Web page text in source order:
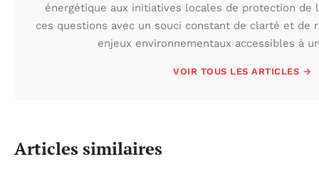
énergétique aux initiatives locales de protection de
ces questions avec un souci constant de clarté et de
enjeux environnementaux accessibles à
VOIR TOUS LES ARTICLES →
Articles similaires